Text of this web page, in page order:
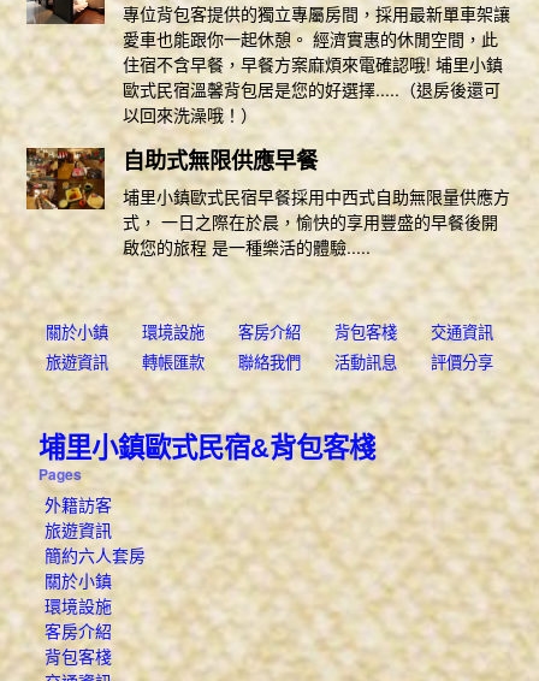
專位背包客提供的獨立專屬房間，採用最新單車架讓
愛車也能跟你一起休憩。 經濟實惠的休閒空間，此
住宿不含早餐，早餐方案麻煩來電確認哦! 埔里小鎮
歐式民宿溫馨背包居是您的好選擇.....（退房後還可
以回來洗澡哦！）
自助式無限供應早餐
埔里小鎮歐式民宿早餐採用中西式自助無限量供應方
式， 一日之際在於晨，愉快的享用豐盛的早餐後開
啟您的旅程 是一種樂活的體驗.....
關於小鎮 環境設施 客房介紹 背包客棧
交通資訊
旅遊資訊
轉帳匯款 聯絡我們 活動訊息 評價分享
埔里小鎮歐式民宿&背包客棧
Pages
外籍訪客
旅遊資訊
簡約六人套房
關於小鎮
環境設施
客房介紹
背包客棧